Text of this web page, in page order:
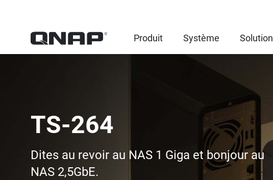
Produit Système Solution
TS-264
Dites au revoir au NAS 1 Giga et bonjour au
NAS 2,5GbE.